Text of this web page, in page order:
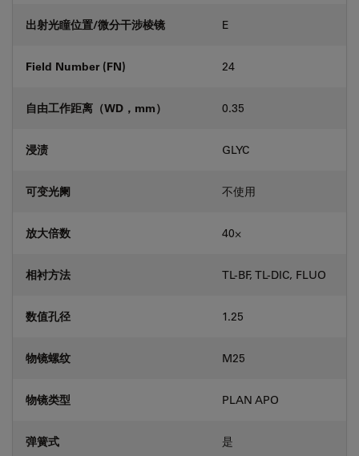
出射光瞳位置/微分干涉棱镜 E
Field Number (FN) 24
自由工作距离（WD，mm） 0.35
浸渍 GLYC
可变光阑 不使用
放大倍数 40⨉
相衬方法 TL-BF, TL-DIC, FLUO
数值孔径 1.25
物镜螺纹 M25
物镜类型 PLAN APO
弹簧式 是